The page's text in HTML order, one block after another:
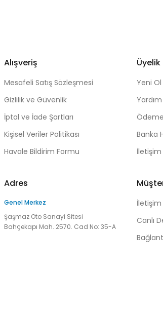
Alışveriş
Mesafeli Satış Sözleşmesi
Gizlilik ve Güvenlik
İptal ve İade Şartları
Kişisel Veriler Politikası
Havale Bildirim Formu
Üyelik
Yeni Ol
Yardım
Banka
Adres
Genel Merkez
Şaşmaz Oto Sanayi Sitesi
Bahçekapı Mah. 2570. Cad No: 35-A
Canlı